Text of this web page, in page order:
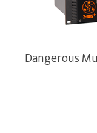
Dangerous